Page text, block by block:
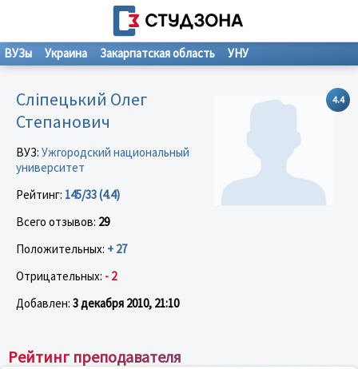
ВУЗы Украина Закарпатская область УНУ
4.4
Сліпецький Олег
Степанович
ВУЗ: Ужгородский национальный
университет
Рейтинг: 145/33 (4.4)
Всего отзывов: 29
Положительных: + 27
Отрицательных: - 2
Добавлен: 3 декабря 2010, 21:10
Рейтинг преподавателя